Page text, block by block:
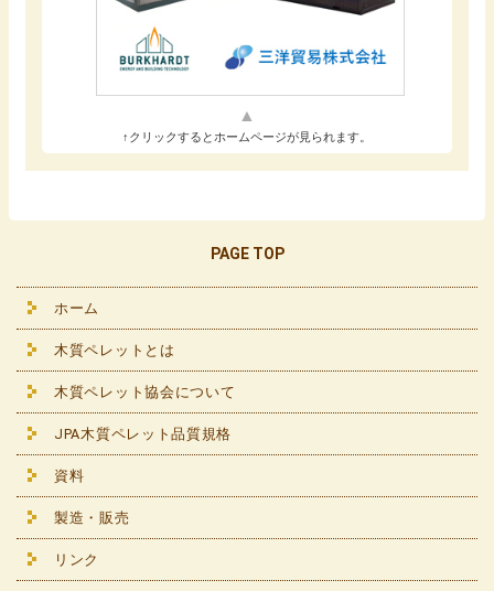
↑クリックするとホームページが見られます。
PAGE TOP
ホーム
木質ペレットとは
木質ペレット協会について
JPA木質ペレット品質規格
資料
製造・販売
リンク